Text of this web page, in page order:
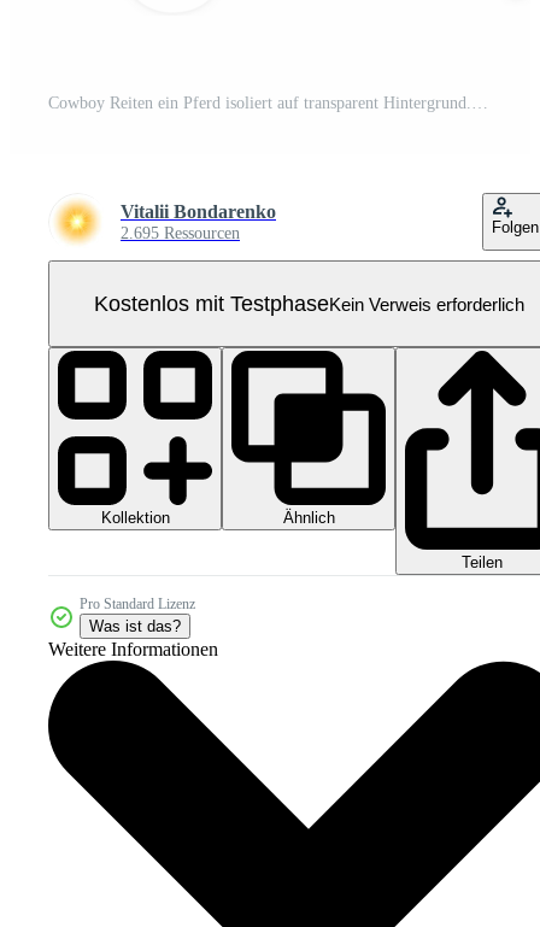
Cowboy Reiten ein Pferd isoliert auf transparent Hintergrund. 3d Illustration Pro PNG
Vitalii Bondarenko
2.695 Ressourcen Folgen
Kostenlos mit TestphaseKein Verweis erforderlich
Kollektion Ähnlich
Teilen
Pro Standard Lizenz
Was ist das?
Weitere Informationen